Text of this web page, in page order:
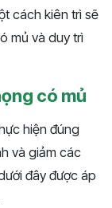
cách kiên trì sẽ
mủ và duy trì
có mủ
hiện đúng
và giảm các
đây được áp